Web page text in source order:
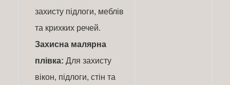
захисту підлоги, меблів
та крихких речей.
Захисна малярна
плівка: Для захисту
вікон, підлоги, стін та